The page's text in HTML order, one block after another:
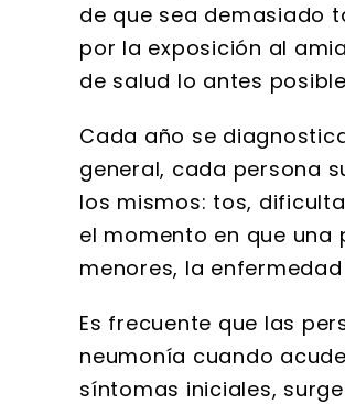
de que sea demasiado
por la exposición al
de salud lo antes
Cada año se
general, cada persona
los mismos: tos,
el momento en que
menores, la
Es frecuente que las
neumonía cuando
síntomas iniciales,